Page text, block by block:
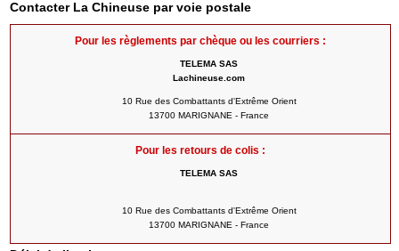
Contacter La Chineuse par voie postale
Pour les règlements par chèque ou les courriers :
TELEMA SAS
Lachineuse.com
10 Rue des Combattants d'Extrême Orient
13700 MARIGNANE - France
Pour les retours de colis :
TELEMA SAS
10 Rue des Combattants d'Extrême Orient
13700 MARIGNANE - France